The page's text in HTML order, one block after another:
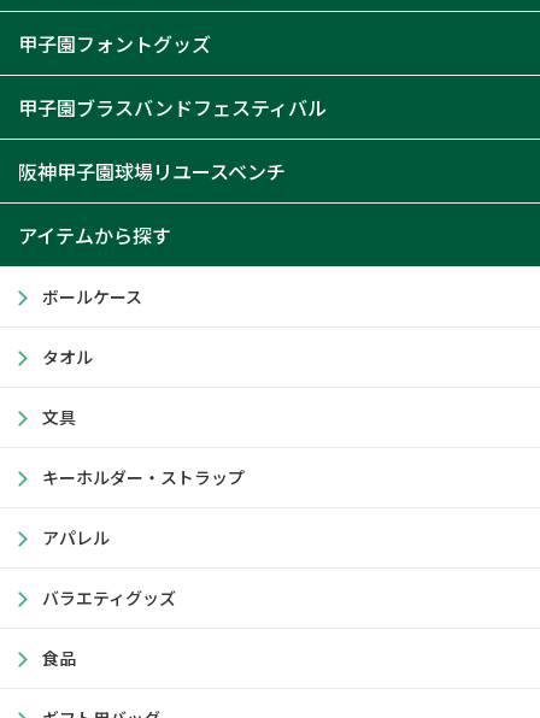
甲子園フォントグッズ
甲子園ブラスバンドフェスティバル
阪神甲子園球場リユースベンチ
アイテムから探す
ボールケース
タオル
文具
キーホルダー・ストラップ
アパレル
バラエティグッズ
食品